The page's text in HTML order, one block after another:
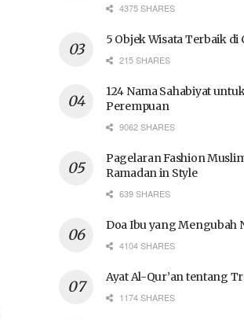
4375 SHARES
5 Objek Wisata Terbaik di
215 SHARES
124 Nama Sahabiyat
Perempuan
9062 SHARES
Pagelaran Fashion
Ramadan in Style
639 SHARES
Doa Ibu yang Mengubah
4104 SHARES
Ayat Al-Qur’an tentang
1174 SHARES